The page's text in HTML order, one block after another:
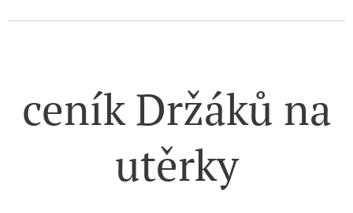
ceník Držáků na
utěrky